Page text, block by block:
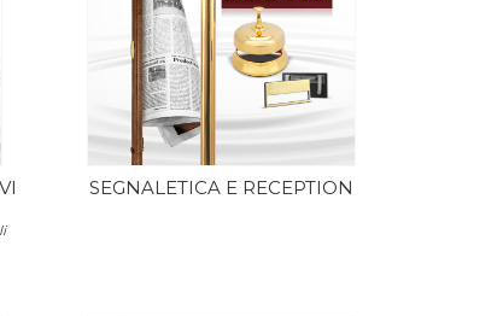
SEGNALETICA E RECEPTION